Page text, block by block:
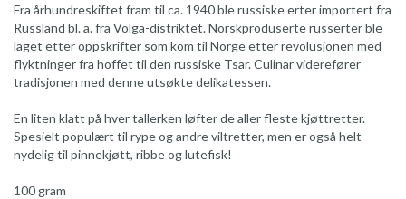
Fra århundreskiftet fram til ca. 1940 ble russiske erter importert fra
Russland bl. a. fra Volga-distriktet. Norskproduserte russerter ble
laget etter oppskrifter som kom til Norge etter revolusjonen med
flyktninger fra hoffet til den russiske Tsar. Culinar viderefører
tradisjonen med denne utsøkte delikatessen.
En liten klatt på hver tallerken løfter de aller fleste kjøttretter.
Spesielt populært til rype og andre viltretter, men er også helt
nydelig til pinnekjøtt, ribbe og lutefisk!
100 gram